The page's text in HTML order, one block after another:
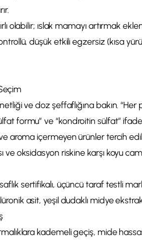
olabilir; ıslak mamayı artırmak
düşük etkili egzersiz (kısa
ve doz şeffaflığına bakın. “Her
formu” ve “kondroitin sülfat”
aroma içermeyen ürünler tercih
ve oksidasyon riskine karşı koyu
sertifikalı, üçüncü taraf testli
asit, yeşil dudaklı midye
kademeli geçiş, mide